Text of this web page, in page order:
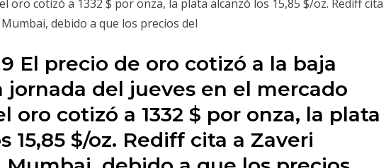
oro cotizó a 1332 $ por onza, la plata alcanzó los 15,85 $/oz. Rediff cita
debido a que los precios del
El precio de oro cotizó a la baja
jornada del jueves en el mercado
oro cotizó a 1332 $ por onza, la plata
15,85 $/oz. Rediff cita a Zaveri